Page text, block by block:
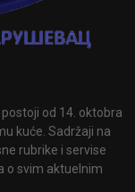
od 14. oktobra
kuće. Sadržaji na
rubrike i servise
o svim aktuelnim